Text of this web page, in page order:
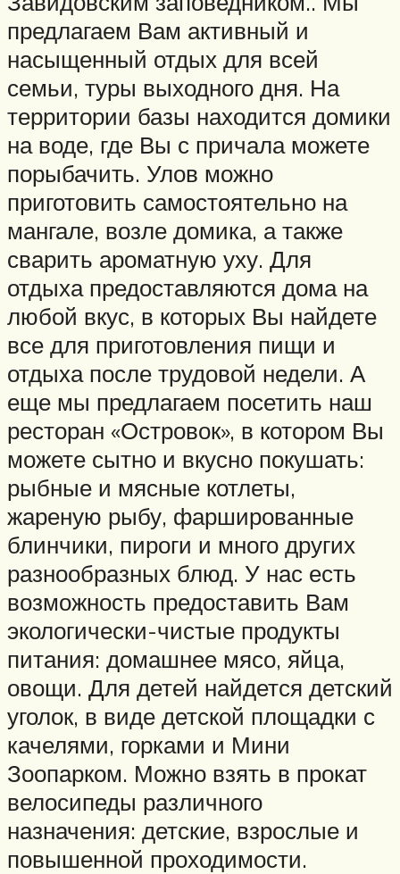
предлагаем Вам активный и
насыщенный отдых для всей
семьи, туры выходного дня. На
территории базы находится домики
на воде, где Вы с причала можете
порыбачить. Улов можно
приготовить самостоятельно на
мангале, возле домика, а также
сварить ароматную уху. Для
отдыха предоставляются дома на
любой вкус, в которых Вы найдете
все для приготовления пищи и
отдыха после трудовой недели. А
еще мы предлагаем посетить наш
ресторан «Островок», в котором Вы
можете сытно и вкусно покушать:
рыбные и мясные котлеты,
жареную рыбу, фаршированные
блинчики, пироги и много других
разнообразных блюд. У нас есть
возможность предоставить Вам
экологически-чистые продукты
питания: домашнее мясо, яйца,
овощи. Для детей найдется детский
уголок, в виде детской площадки с
качелями, горками и Мини
Зоопарком. Можно взять в прокат
велосипеды различного
назначения: детские, взрослые и
повышенной проходимости.